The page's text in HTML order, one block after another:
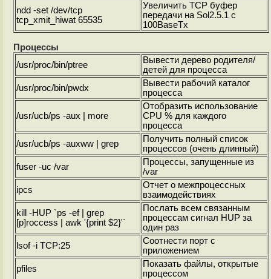
ndd -set /dev/tcp
tcp_xmit_hiwat 65535
Увеличить TCP буфер
передачи на Sol2.5.1 с
100BaseTx
Процессы
/usr/proc/bin/ptree
Вывести дерево родителя/
детей для процесса
/usr/proc/bin/pwdx
Вывести рабочий каталог
процесса
/usr/ucb/ps -aux | more
Отобразить использование
CPU % для каждого
процесса
/usr/ucb/ps -auxww | grep
Получить полный список
процессов (очень длинный)
fuser -uc /var
Процессы, запущенные из
/var
ipcs
Отчет о межпроцессных
взаимодействиях
kill -HUP `ps -ef | grep
[p]roccess | awk '{print $2}'`
Послать всем связанным
процессам сигнал HUP за
один раз
lsof -i TCP:25
Соотнести порт с
приложением
pfiles
Показать файлы, открытые
процессом